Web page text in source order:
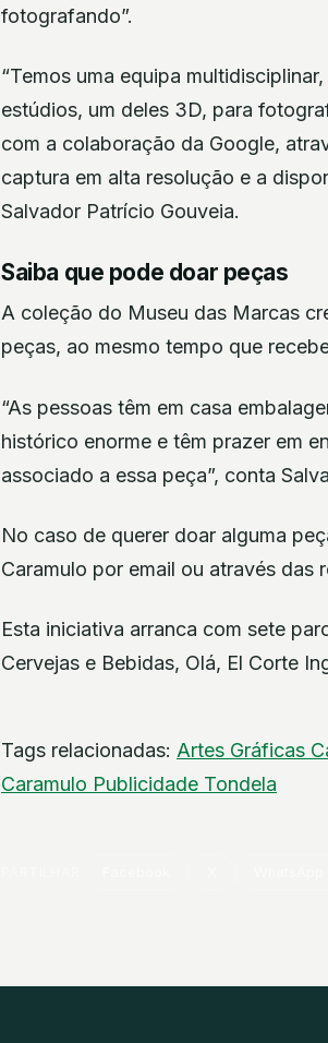
fotografando”.
“Temos uma equipa
estúdios, um deles 3D, para
com a colaboração da Google,
captura em alta resolução e a
Salvador Patrício Gouveia.
Saiba que pode doar peças
A coleção do Museu das Marcas
peças, ao mesmo tempo que
“As pessoas têm em casa
histórico enorme e têm prazer em
associado a essa peça”, conta
No caso de querer doar alguma
Caramulo por email ou através das
Esta iniciativa arranca com sete
Cervejas e Bebidas, Olá, El Corte
Tags relacionadas: Artes Gráficas
Caramulo Publicidade Tondela